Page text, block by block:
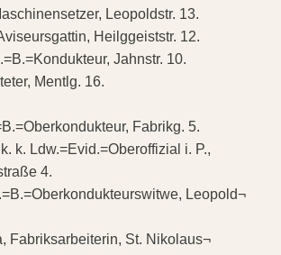
Leopoldstr. 13.
Heilggeiststr. 12.
Jahnstr. 10.
Mentlg. 16.
Fabrikg. 5.
k. Ldw.=Evid.=Oberoffizial i. P.,
4.
Leopold¬
Fabriksarbeiterin, St. Nikolaus¬